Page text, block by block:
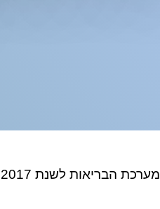
מרכז טאוב לחקר המדיניות הציבורית בישראל